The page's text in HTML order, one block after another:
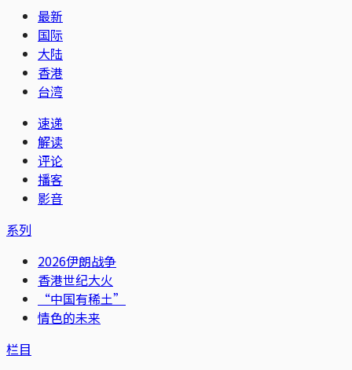
最新
国际
大陆
香港
台湾
速递
解读
评论
播客
影音
系列
2026伊朗战争
香港世纪大火
“中国有稀土”
情色的未来
栏目